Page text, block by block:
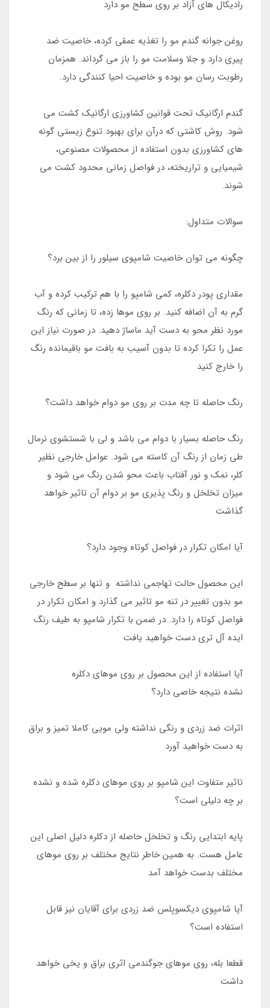
رادیکال های آزاد بر روی سطح مو دارد
روغن جوانه گندم مو را تغذیه عمقی کرده، خاصیت ضد
پیری دارد و جلا وسلامت مو را باز می گرداند. همزمان
رطوبت رسان مو بوده و خاصیت احیا کنندگی دارد.
گندم ارگانیک تحت قوانین کشاورزی ارگانیک کشت می
شود. روش کاشتی که درآن برای بهبود تنوع زیستی گونه
های کشاورزی بدون استفاده از محصولات مصنوعی،
شیمیایی و تراریخته، در فواصل زمانی محدود کشت می
شوند.
سوالات متداول:
چگونه می توان خاصیت شامپوی سیلور را از بین برد؟
مقداری پودر دکلره، کمی شامپو را با هم ترکیب کرده و آب
گرم به آن اضافه کنید. بر روی موها زده، تا زمانی که رنگ
مورد نظر محو به دست آید ماساژ دهید. در صورت نیاز این
عمل را تکرا کرده تا بدون آسیب به بافت مو باقیمانده رنگ
را خارج کنید
رنگ حاصله تا چه مدت بر روی مو دوام خواهد داشت؟
رنگ حاصله بسیار با دوام می باشد و لی با شستشوی نرمال
طی زمان از رنگ آن کاسته می شود. عوامل خارجی نظیر
کلر، نمک و نور آفتاب باعث محو شدن رنگ می شود و
میزان تخلخل و رنگ پذیری مو بر دوام آن تاثیر خواهد
گذاشت
آیا امکان تکرار در فواصل کوتاه وجود دارد؟
این محصول حالت تهاجمی نداشته و تنها بر سطح خارجی
مو بدون تغییر در تنه مو تاثیر می گذارد و امکان تکرار در
فواصل کوتاه را دارد. در ضمن با تکرار شامپو به طیف رنگ
ایده آل تری دست خواهید یافت
آیا استفاده از این محصول بر روی موهای دکلره
نشده نتیجه خاصی دارد؟
اثرات ضد زردی و رنگی نداشته ولی مویی کاملا تمیز و براق
به دست خواهید آورد
تاثیر متفاوت این شامپو بر روی موهای دکلره شده و نشده
بر چه دلیلی است؟
پایه ابتدایی رنگ و تخلخل حاصله از دکلره دلیل اصلی این
عامل هست. به همین خاطر نتایج مختلف بر روی موهای
مختلف بدست خواهد آمد
آیا شامپوی دیکسوپلس ضد زردی برای آقایان نیز قابل
استفاده است؟
قطعا بله، روی موهای جوگندمی اثری براق و یخی خواهد
داشت